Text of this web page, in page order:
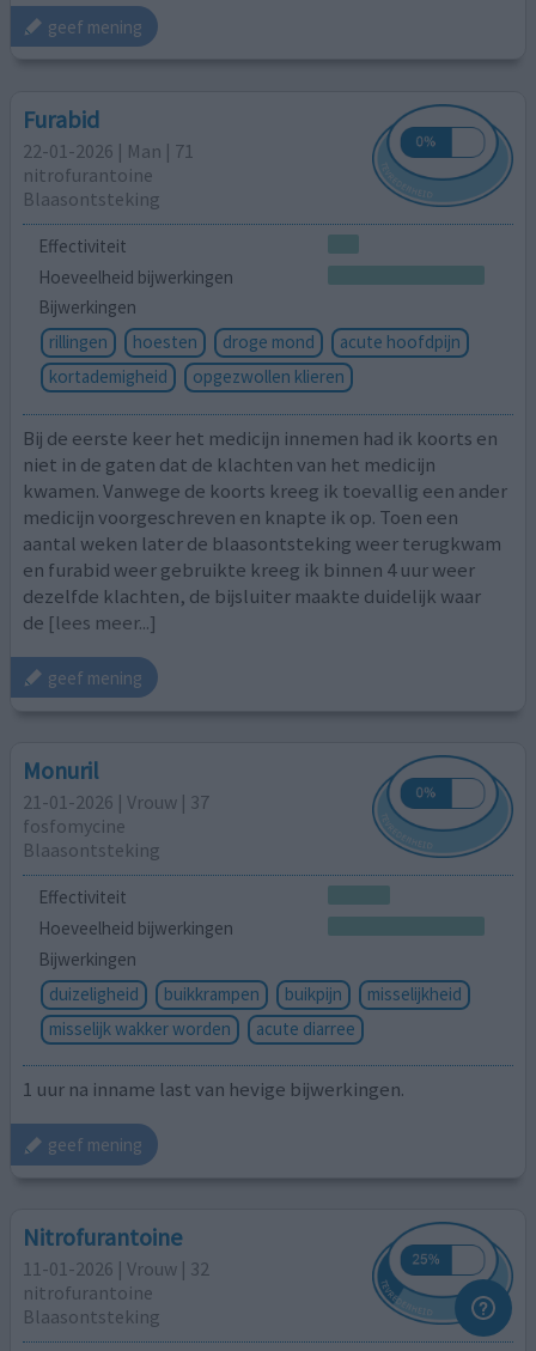
geef mening
Furabid
22-01-2026 | Man | 71
nitrofurantoine
Blaasontsteking
Effectiviteit
Hoeveelheid bijwerkingen
Bijwerkingen
rillingen
hoesten droge mond
acute hoofdpijn
kortademigheid
opgezwollen klieren
Bij de eerste keer het medicijn innemen had ik koorts en
niet in de gaten dat de klachten van het medicijn
kwamen. Vanwege de koorts kreeg ik toevallig een ander
medicijn voorgeschreven en knapte ik op. Toen een
aantal weken later de blaasontsteking weer terugkwam
en furabid weer gebruikte kreeg ik binnen 4 uur weer
dezelfde klachten, de bijsluiter maakte duidelijk waar
de [lees meer...]
geef mening
Monuril
21-01-2026 | Vrouw | 37
fosfomycine
Blaasontsteking
Effectiviteit
Hoeveelheid bijwerkingen
Bijwerkingen
duizeligheid
buikkrampen buikpijn
misselijkheid
misselijk wakker worden
acute diarree
1 uur na inname last van hevige bijwerkingen.
geef mening
Nitrofurantoine
11-01-2026 | Vrouw | 32
nitrofurantoine
Blaasontsteking